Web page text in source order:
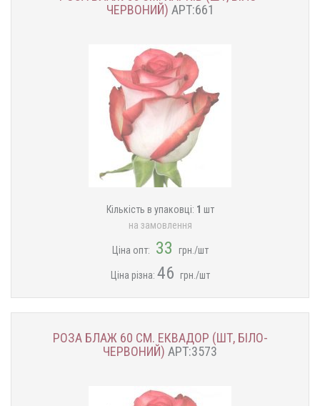
ЧЕРВОНИЙ) АРТ:661
Кількість в упаковці: 1 шт
на замовлення
Ціна опт: 33 грн./шт
Ціна різна: 46 грн./шт
РОЗА БЛАЖ 60 СМ. ЕКВАДОР (ШТ, БІЛО-
ЧЕРВОНИЙ) АРТ:3573